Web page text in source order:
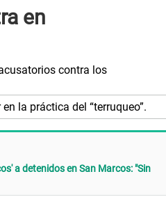
en
contra los
la práctica del “terruqueo”.
a detenidos en San Marcos: "Sin